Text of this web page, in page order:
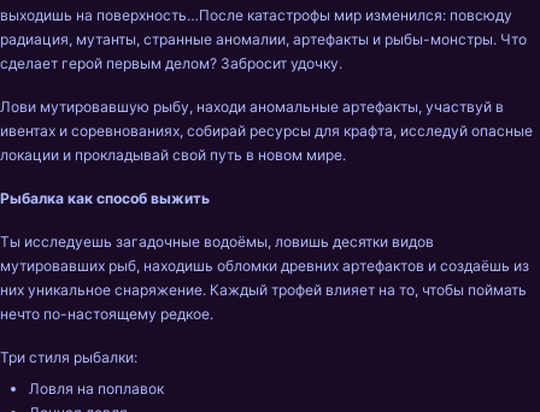
выходишь на поверхность…После катастрофы мир изменился: повсюду
радиация, мутанты, странные аномалии, артефакты и рыбы-монстры. Что
сделает герой первым делом? Забросит удочку.
Лови мутировавшую рыбу, находи аномальные артефакты, участвуй в
ивентах и соревнованиях, собирай ресурсы для крафта, исследуй опасные
локации и прокладывай свой путь в новом мире.
Рыбалка как способ выжить
Ты исследуешь загадочные водоёмы, ловишь десятки видов
мутировавших рыб, находишь обломки древних артефактов и создаёшь из
них уникальное снаряжение. Каждый трофей влияет на то, чтобы поймать
нечто по-настоящему редкое.
Три стиля рыбалки:
Ловля на поплавок